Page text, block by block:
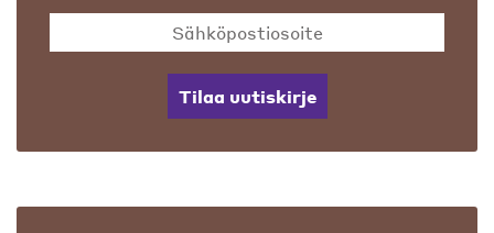
Tilaa uutiskirje